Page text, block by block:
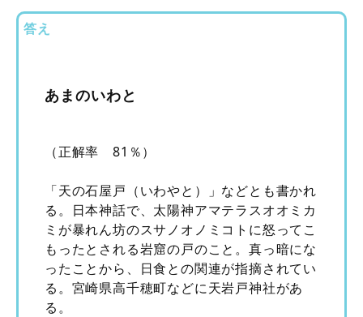
答え
あまのいわと
（正解率 81％）
「天の石屋戸（いわやと）」などとも書かれ
る。日本神話で、太陽神アマテラスオオミカ
ミが暴れん坊のスサノオノミコトに怒ってこ
もったとされる岩窟の戸のこと。真っ暗にな
ったことから、日食との関連が指摘されてい
る。宮崎県高千穂町などに天岩戸神社があ
る。